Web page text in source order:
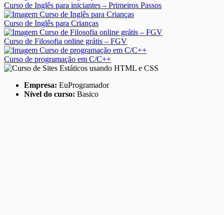
Curso de Inglês para iniciantes – Primeiros Passos
Curso de Inglês para Crianças
Curso de Filosofia online grátis – FGV
Curso de programação em C/C++
Empresa: EuProgramador
Nível do curso: Basico